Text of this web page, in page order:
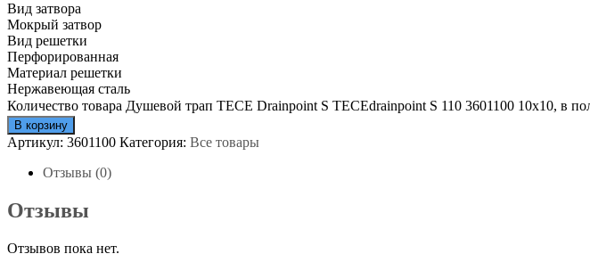
Вид затвора
Мокрый затвор
Вид решетки
Перфорированная
Материал решетки
Нержавеющая сталь
Количество товара Душевой трап TECE Drainpoint S TECEdrainpoint S 110 3601100 10x10, в
В корзину
Артикул: 3601100 Категория: Все товары
Отзывы (0)
Отзывы
Отзывов пока нет.